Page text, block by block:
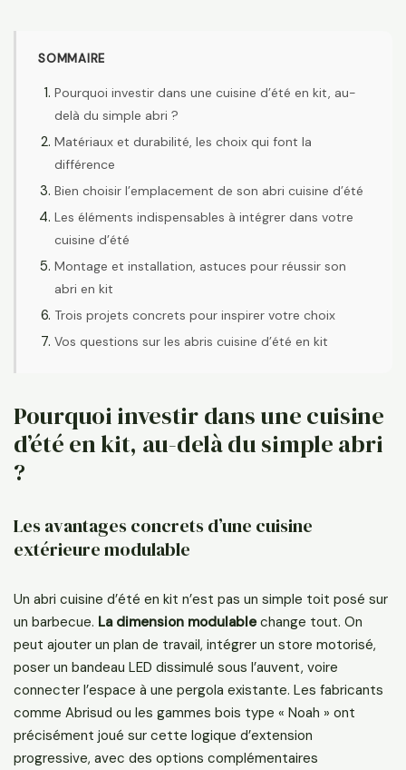
SOMMAIRE
Pourquoi investir dans une cuisine d’été en kit, au-
delà du simple abri ?
Matériaux et durabilité, les choix qui font la
différence
Bien choisir l’emplacement de son abri cuisine d’été
Les éléments indispensables à intégrer dans votre
cuisine d’été
Montage et installation, astuces pour réussir son
abri en kit
Trois projets concrets pour inspirer votre choix
Vos questions sur les abris cuisine d’été en kit
Pourquoi investir dans une cuisine
d’été en kit, au-delà du simple abri
?
Les avantages concrets d’une cuisine
extérieure modulable
Un abri cuisine d’été en kit n’est pas un simple toit posé sur
un barbecue. La dimension modulablechange tout. On
peut ajouter un plan de travail, intégrer un store motorisé,
poser un bandeau LED dissimulé sous l’auvent, voire
connecter l’espace à une pergola existante. Les fabricants
comme Abrisud ou les gammes bois type « Noah » ont
précisément joué sur cette logique d’extension
progressive, avec des options complémentaires